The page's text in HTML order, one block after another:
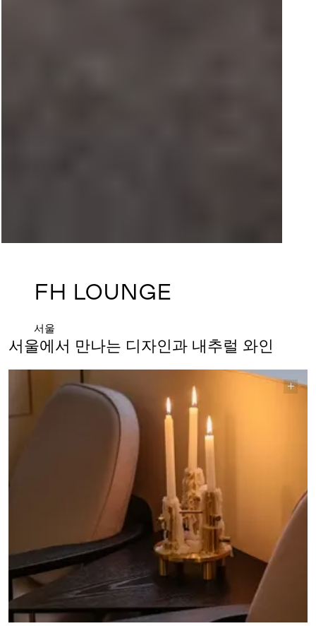
FH LOUNGE
서울
서울에서 만나는 디자인과 내추럴 와인